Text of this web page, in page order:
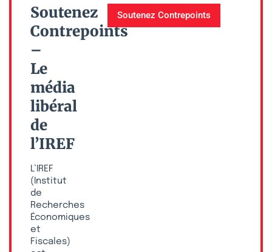
Soutenez
Contrepoints
–
Le
média
libéral
de
l’IREF
L’IREF
(Institut
de
Recherches
Économiques
et
Fiscales)
Soutenez Contrepoints